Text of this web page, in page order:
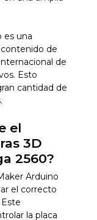
es una
de
de
Esto
cantidad de
el
3D
2560?
Arduino
el correcto
la placa